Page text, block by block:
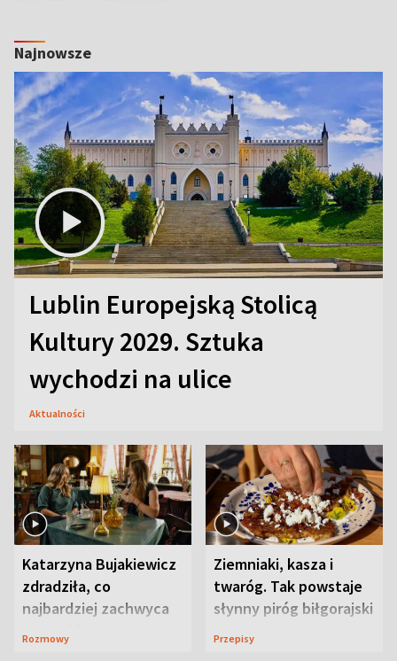
Najnowsze
Lublin Europejską Stolicą
Kultury 2029. Sztuka
wychodzi na ulice
Aktualności
Katarzyna Bujakiewicz
zdradziła, co
najbardziej zachwyca
ją w Lublinie
Rozmowy
Ziemniaki, kasza i
twaróg. Tak powstaje
słynny piróg biłgorajski
Przepisy